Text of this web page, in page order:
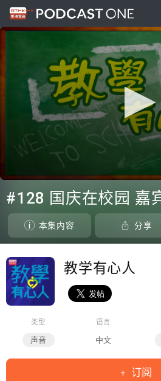
seconds
of
43
minutes,本集内容 分享
教学有心人
类型
声音
语言
中文
订阅